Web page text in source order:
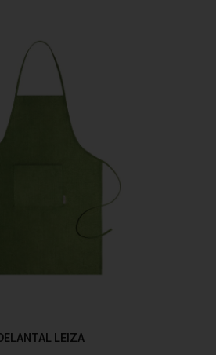
DELANTAL LEIZA